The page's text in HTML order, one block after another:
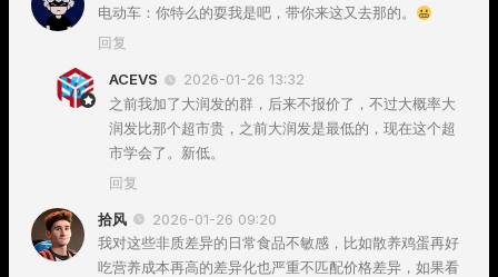
电动车：你特么的耍我是吧，带你来这又去那的。
回复
ACEVS
2026-01-26 13:32
之前我加了大润发的群，后来不报价了，不过大概率大
润发比那个超市贵，之前大润发是最低的，现在这个超
市学会了。新低。
回复
拾风
2026-01-26 09:20
我对这些非质差异的日常食品不敏感，比如散养鸡蛋再好
吃营养成本再高的差异化也严重不匹配价格差异，如果看